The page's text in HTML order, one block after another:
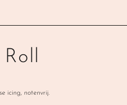
icing, notenvrij.